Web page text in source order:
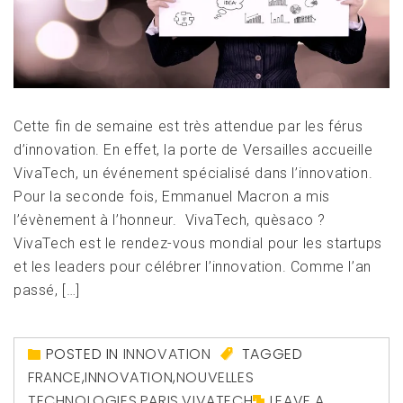
Cette fin de semaine est très attendue par les férus
d’innovation. En effet, la porte de Versailles accueille
VivaTech, un événement spécialisé dans l’innovation.
Pour la seconde fois, Emmanuel Macron a mis
l’évènement à l’honneur. VivaTech, quèsaco ?
VivaTech est le rendez-vous mondial pour les startups
et les leaders pour célébrer l’innovation. Comme l’an
passé, […]
POSTED IN INNOVATION
TAGGED
FRANCE,INNOVATION,NOUVELLES